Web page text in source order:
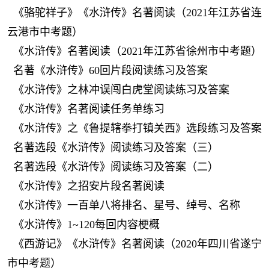
《骆驼祥子》《水浒传》名著阅读（2021年江苏省连
云港市中考题）
《水浒传》名著阅读（2021年江苏省徐州市中考题）
名著《水浒传》60回片段阅读练习及答案
《水浒传》之林冲误闯白虎堂阅读练习及答案
《水浒传》名著阅读任务单练习
《水浒传》之《鲁提辖拳打镇关西》选段练习及答案
名著选段《水浒传》阅读练习及答案（三）
名著选段《水浒传》阅读练习及答案（二）
《水浒传》之招安片段名著阅读
《水浒传》一百单八将排名、星号、绰号、名称
《水浒传》1~120每回内容梗概
《西游记》《水浒传》名著阅读（2020年四川省遂宁
市中考题）